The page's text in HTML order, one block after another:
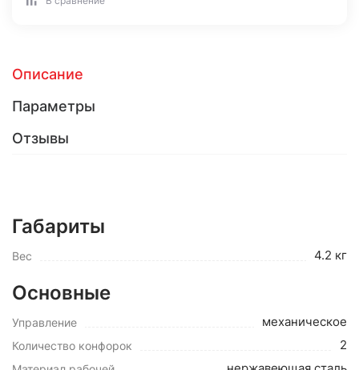
Описание
Параметры
Отзывы
Габариты
Вес 4.2 кг
Основные
Управление механическое
Количество конфорок 2